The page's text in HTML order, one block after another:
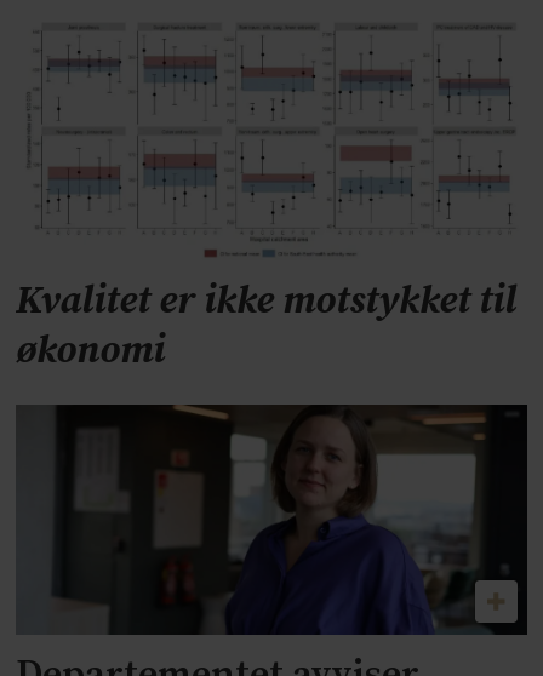
Kvalitet er ikke motstykket til
økonomi